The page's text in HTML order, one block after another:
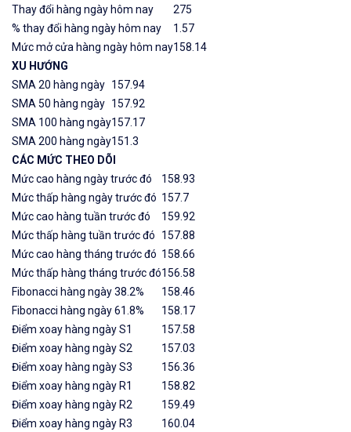
Thay đổi hàng ngày hôm nay
275
% thay đổi hàng ngày hôm nay
1.57
Mức mở cửa hàng ngày hôm nay158.14
XU HƯỚNG
SMA 20 hàng ngày 157.94
SMA 50 hàng ngày 157.92
SMA 100 hàng ngày157.17
SMA 200 hàng ngày151.3
CÁC MỨC THEO DÕI
Mức cao hàng ngày trước đó
158.93
Mức thấp hàng ngày trước đó 157.7
Mức cao hàng tuần trước đó
159.92
Mức thấp hàng tuần trước đó
157.88
Mức cao hàng tháng trước đó 158.66
Mức thấp hàng tháng trước đó156.58
Fibonacci hàng ngày 38.2%
158.46
Fibonacci hàng ngày 61.8%
158.17
Điểm xoay hàng ngày S1
157.58
Điểm xoay hàng ngày S2
157.03
Điểm xoay hàng ngày S3
156.36
Điểm xoay hàng ngày R1
158.82
Điểm xoay hàng ngày R2
159.49
Điểm xoay hàng ngày R3
160.04